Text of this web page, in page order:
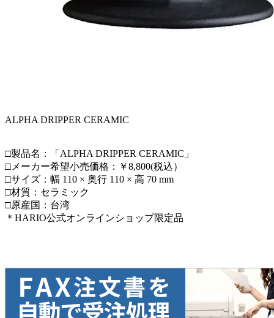
ALPHA DRIPPER CERAMIC
□製品名：「ALPHA DRIPPER CERAMIC」
□メーカー希望小売価格：￥8,800(税込）
□サイズ：幅 110 × 奥行 110 × 高 70 mm
□材質：セラミック
□原産国：台湾
＊HARIO公式オンラインショップ限定品